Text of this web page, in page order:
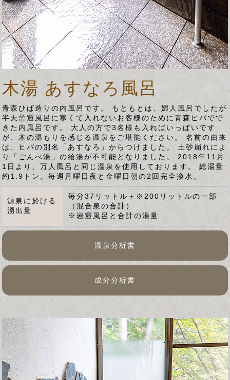
木湯 あすなろ風呂
青森ひば造りの内風呂です。 もともとは、婦人風呂でしたが
半天嵒窟風呂に寒くて入れないお客様のために青森ヒバでで
きた内風呂です。 大人の方で3名様も入ればいっぱいです
が、木の温もりを感じる温泉をご堪能ください。 名前の由来
は、ヒバの別名「あすなろ」からつけました。 土砂崩れによ
り「ごんべ湯」の給湯が不可能となりました。 2018年11月
1日より、万人風呂と同じ温泉を使用しております。 総湯量
約1.9トン。毎週月曜日夜と金曜日朝の2回完全換水。
源泉に於ける
湧出量
毎分37リットル＋※200リットルの一部
（混合泉の合計）
※岩窟風呂と合計の湯量
温泉分析書
成分分析書